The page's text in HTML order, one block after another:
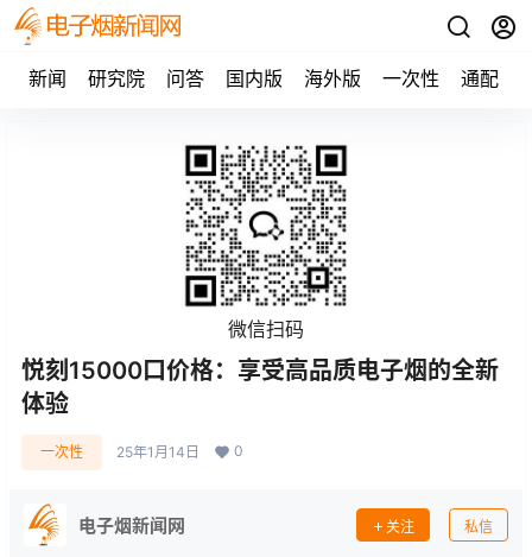
新闻 研究院 问答 国内版 海外版 一次性 通配
微信扫码
悦刻15000口价格：享受高品质电子烟的全新
体验
一次性 25年1月14日 0
电子烟新闻网 关注 私信